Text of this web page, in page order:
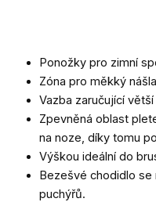
Ponožky pro zimní
Zóna pro měkký
Vazba zaručující
Zpevněná oblast
na noze, díky tomu
Výškou ideální do
Bezešvé chodidlo se
puchýřů.